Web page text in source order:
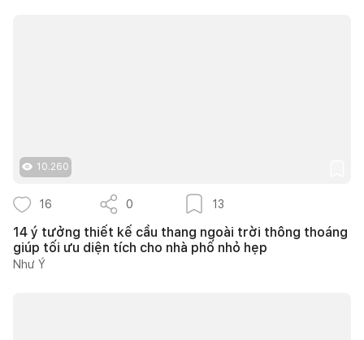
10.260
16 0 13
14 ý tưởng thiết kế cầu thang ngoài trời thông thoáng
giúp tối ưu diện tích cho nhà phố nhỏ hẹp
Như Ý